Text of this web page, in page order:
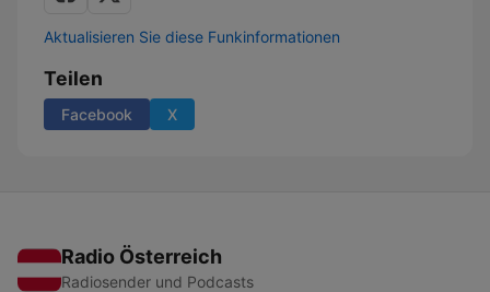
Aktualisieren Sie diese Funkinformationen
Teilen
Facebook X
Radio Österreich
Radiosender und Podcasts